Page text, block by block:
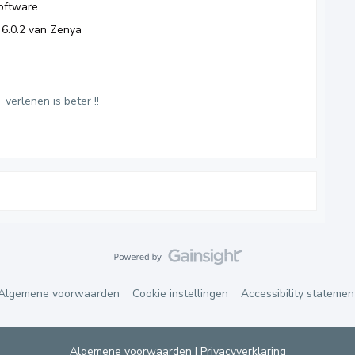
van Zenya
verlenen is beter !!
voorwaarden Cookie instellingen Accessibility
Algemene voorwaarden | Privacyverklaring